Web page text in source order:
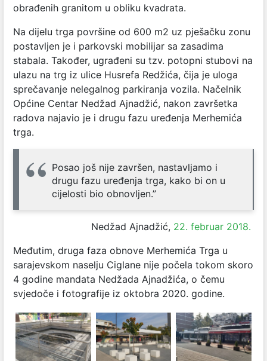
obrađenih granitom u obliku kvadrata.
Na dijelu trga površine od 600 m2 uz pješačku zonu
postavljen je i parkovski mobilijar sa zasadima
stabala. Također, ugrađeni su tzv. potopni stubovi na
ulazu na trg iz ulice Husrefa Redžića, čija je uloga
sprečavanje nelegalnog parkiranja vozila. Načelnik
Općine Centar Nedžad Ajnadžić, nakon završetka
radova najavio je i drugu fazu uređenja Merhemića
trga.
Posao još nije završen, nastavljamo i
drugu fazu uređenja trga, kako bi on u
cijelosti bio obnovljen.”
Nedžad Ajnadžić, 22. februar 2018.
Međutim, druga faza obnove Merhemića Trga u
sarajevskom naselju Ciglane nije počela tokom skoro
4 godine mandata Nedžada Ajnadžića, o čemu
svjedoče i fotografije iz oktobra 2020. godine.